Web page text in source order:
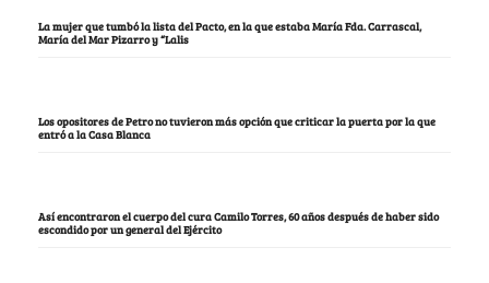
La mujer que tumbó la lista del Pacto, en la que estaba María Fda. Carrascal,
María del Mar Pizarro y “Lalis
Los opositores de Petro no tuvieron más opción que criticar la puerta por la que
entró a la Casa Blanca
Así encontraron el cuerpo del cura Camilo Torres, 60 años después de haber sido
escondido por un general del Ejército